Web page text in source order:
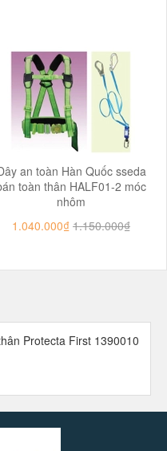
an toàn Hàn Quốc sseda
toàn thân HALF01-2 móc
nhôm
1.040.000₫ 1.150.000₫
Protecta First 1390010